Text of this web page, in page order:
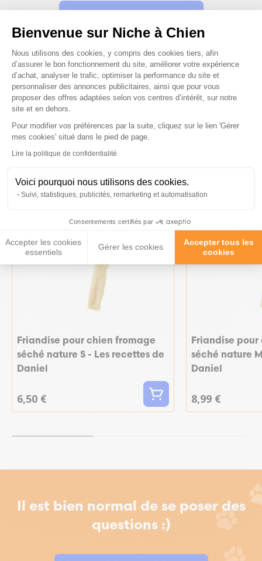
Bienvenue sur Niche à Chien
Plateforme de Gestion du
Nous utilisons des cookies, y compris des cookies tiers, afin
d’assurer le bon fonctionnement du site, améliorer votre expérience
d’achat, analyser le trafic, optimiser la performance du site et
personnaliser des annonces publicitaires, ainsi que pour vous
proposer des offres adaptées selon vos centres d’intérêt, sur notre
site et en dehors.
Pour modifier vos préférences par la suite, cliquez sur le lien 'Gérer
mes cookies' situé dans le pied de page.
Lire la politique de confidentialité
Voici pourquoi nous utilisons des cookies.
Suivi, statistiques, publicités, remarketing et automatisation
Consentements certifiés par
Accepter les cookies
essentiels
Gérer les cookies
Accepter tous les
cookies
Axeptio consent
Posez-nous vos questions
Ces produits peuvent vous
Friandise pour chien fromage
séché nature S - Les recettes de
Daniel
6,50 €
Friandise
séché nature
Daniel
8,99 €
Il est bien normal de se poser des
questions :)